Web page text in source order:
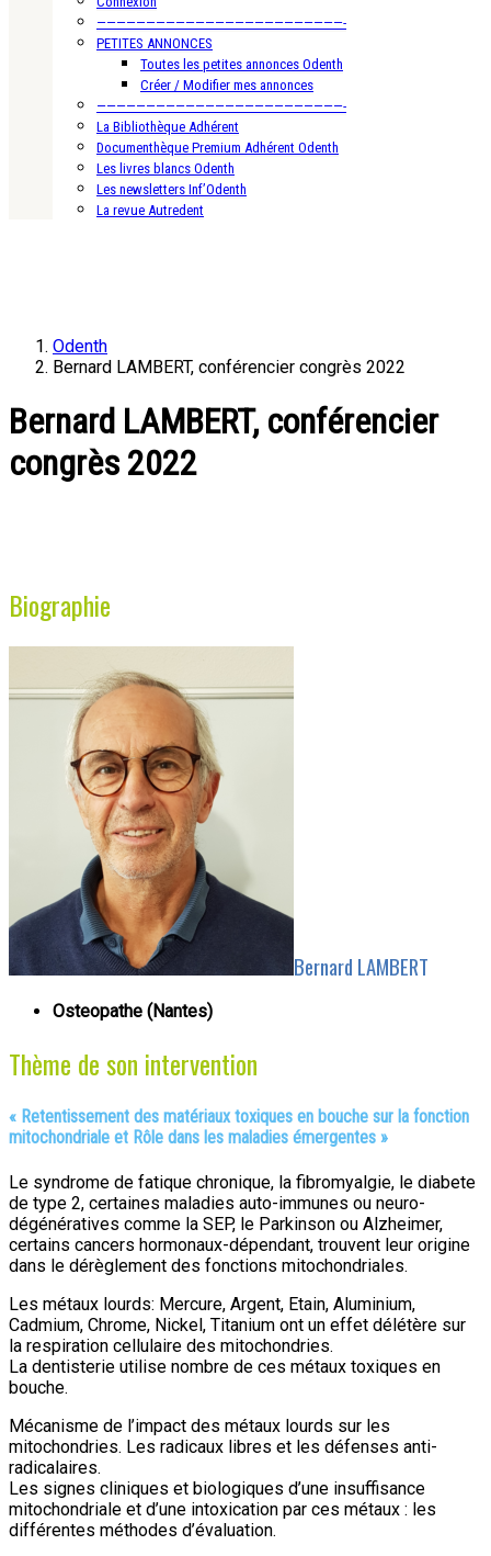
—————————————————————————-
PETITES ANNONCES
Toutes les petites annonces Odenth
Créer / Modifier mes annonces
—————————————————————————-
La Bibliothèque Adhérent
Documenthèque Premium Adhérent Odenth
Les livres blancs Odenth
Les newsletters Inf’Odenth
La revue Autredent
Odenth
Bernard LAMBERT, conférencier congrès 2022
Bernard LAMBERT, conférencier
congrès 2022
Biographie
Bernard LAMBERT
Osteopathe (Nantes)
Thème de son intervention
« Retentissement des matériaux toxiques en bouche sur la fonction
mitochondriale et Rôle dans les maladies émergentes »
Le syndrome de fatique chronique, la fibromyalgie, le diabete
de type 2, certaines maladies auto-immunes ou neuro-
dégénératives comme la SEP, le Parkinson ou Alzheimer,
certains cancers hormonaux-dépendant, trouvent leur origine
dans le dérèglement des fonctions mitochondriales.
Les métaux lourds: Mercure, Argent, Etain, Aluminium,
Cadmium, Chrome, Nickel, Titanium ont un effet délétère sur
la respiration cellulaire des mitochondries.
La dentisterie utilise nombre de ces métaux toxiques en
bouche.
Mécanisme de l’impact des métaux lourds sur les
mitochondries. Les radicaux libres et les défenses anti-
radicalaires.
Les signes cliniques et biologiques d’une insuffisance
mitochondriale et d’une intoxication par ces métaux : les
différentes méthodes d’évaluation.